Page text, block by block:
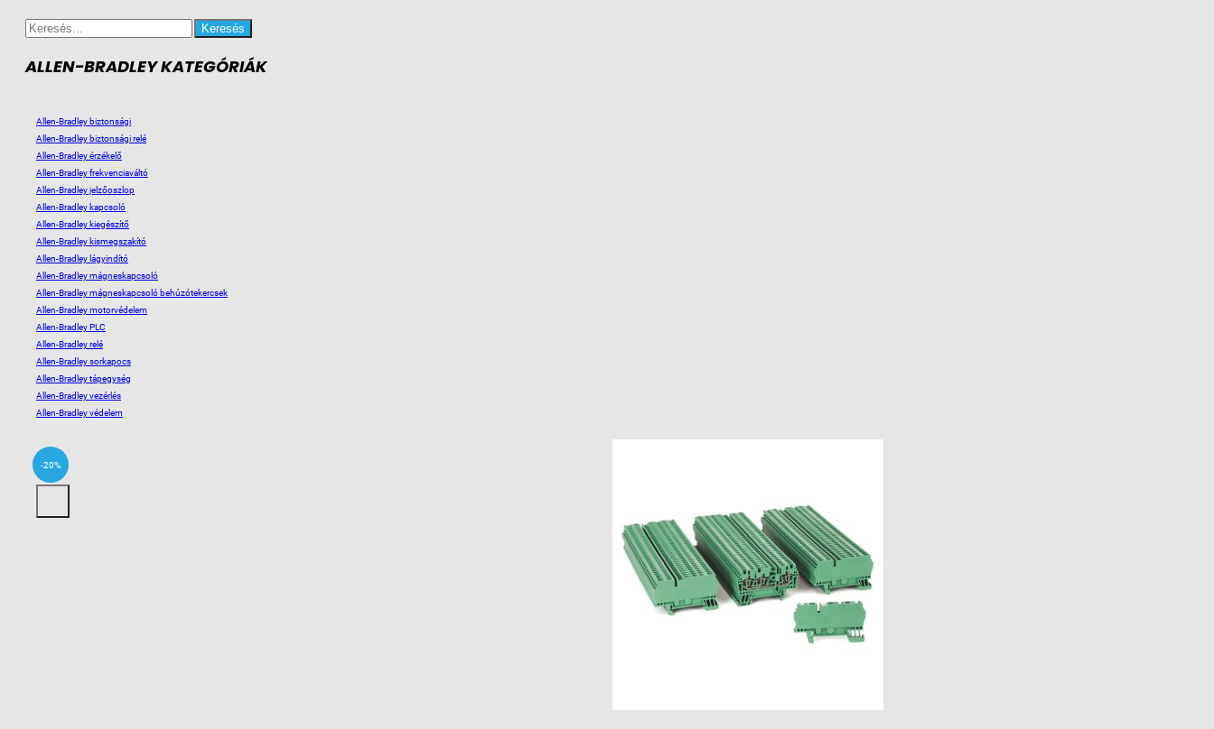
Search
for:
ALLEN-BRADLEY KATEGÓRIÁK
Allen-Bradley biztonsági
Allen-Bradley biztonsági relé
Allen-Bradley érzékelő
Allen-Bradley frekvenciaváltó
Allen-Bradley jelzőoszlop
Allen-Bradley kapcsoló
Allen-Bradley kiegészítő
Allen-Bradley kismegszakító
Allen-Bradley lágyindító
Allen-Bradley mágneskapcsoló
Allen-Bradley mágneskapcsoló behúzótekercsek
Allen-Bradley motorvédelem
Allen-Bradley PLC
Allen-Bradley relé
Allen-Bradley sorkapocs
Allen-Bradley tápegység
Allen-Bradley vezérlés
Allen-Bradley védelem
-20%